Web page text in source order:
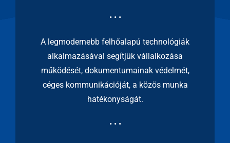
• • •
A legmodernebb felhőalapú technológiák
alkalmazásával segítjük vállalkozása
működését, dokumentumainak védelmét,
céges kommunikációját, a közös munka
hatékonyságát.
• • •